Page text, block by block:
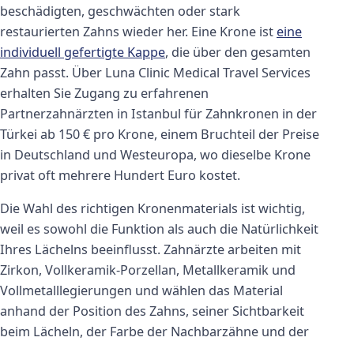
beschädigten, geschwächten oder stark
restaurierten Zahns wieder her. Eine Krone ist eine
individuell gefertigte Kappe, die über den gesamten
Zahn passt. Über Luna Clinic Medical Travel Services
erhalten Sie Zugang zu erfahrenen
Partnerzahnärzten in Istanbul für Zahnkronen in der
Türkei ab 150 € pro Krone, einem Bruchteil der Preise
in Deutschland und Westeuropa, wo dieselbe Krone
privat oft mehrere Hundert Euro kostet.
Die Wahl des richtigen Kronenmaterials ist wichtig,
weil es sowohl die Funktion als auch die Natürlichkeit
Ihres Lächelns beeinflusst. Zahnärzte arbeiten mit
Zirkon, Vollkeramik-Porzellan, Metallkeramik und
Vollmetalllegierungen und wählen das Material
anhand der Position des Zahns, seiner Sichtbarkeit
beim Lächeln, der Farbe der Nachbarzähne und der